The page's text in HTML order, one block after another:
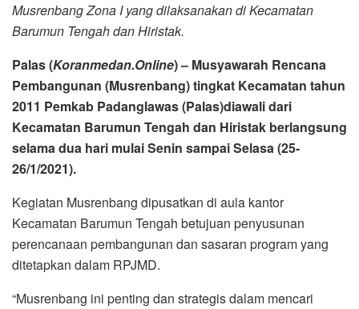
Musrenbang Zona I yang dilaksanakan di Kecamatan
Barumun Tengah dan Hiristak.
Palas (Koranmedan.Online) – Musyawarah Rencana
Pembangunan (Musrenbang) tingkat Kecamatan tahun
2011 Pemkab Padanglawas (Palas)diawali dari
Kecamatan Barumun Tengah dan Hiristak berlangsung
selama dua hari mulai Senin sampai Selasa (25-
26/1/2021).
Kegiatan Musrenbang dipusatkan di aula kantor
Kecamatan Barumun Tengah betujuan penyusunan
perencanaan pembangunan dan sasaran program yang
ditetapkan dalam RPJMD.
“Musrenbang ini penting dan strategis dalam mencari